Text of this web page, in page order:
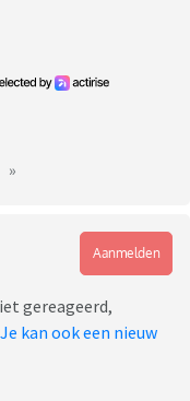
»
Aanmelden
gereageerd,
Je kan ook een nieuw